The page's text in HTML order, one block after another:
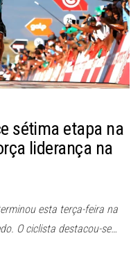
sétima etapa na
liderança na
esta terça-feira na
O ciclista destacou-se…